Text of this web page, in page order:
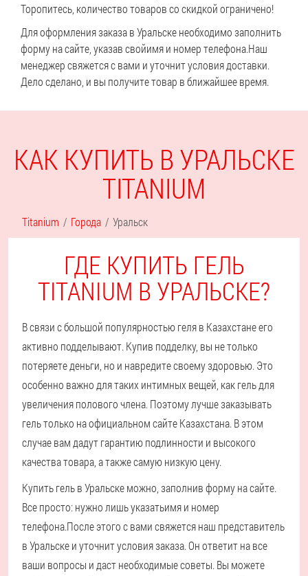
Торопитесь, количество товаров со скидкой ограничено!
Для оформления заказа в Уральске необходимо заполнить
форму на сайте, указав свойимя и номер телефона.Наш
менеджер свяжется с вами и уточнит условия доставки.
Дело сделано, и вы получите товар в ближайшее время.
КАК КУПИТЬ В УРАЛЬСКЕ
TITANIUM
Titanium Города Уральск
ГДЕ КУПИТЬ ГЕЛЬ
TITANIUM В УРАЛЬСКЕ?
В связи с большой популярностью геля в Казахстане его
активно подделывают. Купив подделку, вы не только
потеряете деньги, но и навредите своему здоровью. Это
особенно важно для таких интимных вещей, как гель для
увеличения полового члена. Поэтому лучше заказывать
гель только на официальном сайте Казахстана. В этом
случае вам дадут гарантию подлинности и высокого
качества товара, а также самую низкую цену.
Купить гель в Уральске можно, заполнив форму на сайте.
Все просто: нужно лишь указатьимя и номер
телефона.После этого с вами свяжется наш представитель
в Уральске и уточнит условия заказа. Он ответит на все
ваши вопросы и даст необходимые советы. Вы можете